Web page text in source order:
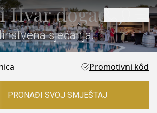
Hvar događaji
sjećanja.
Promotivni kôd
PRONAĐI SVOJ SMJEŠTAJ